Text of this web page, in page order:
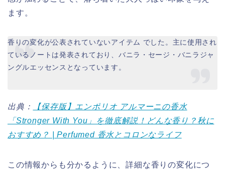
ます。
香りの変化が公表されていないアイテム でした。主に使用され
ているノートは発表されており、バニラ・セージ・バニラジャ
ングルエッセンスとなっています。
出典：
【保存版】エンポリオ アルマーニの香水
「Stronger With You」を徹底解説！どんな香り？秋に
おすすめ？ | Perfumed 香水とコロンなライフ
この情報からも分かるように、詳細な香りの変化につ